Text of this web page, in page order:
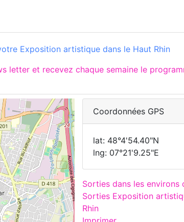
Exposition artistique dans le Haut Rhin
letter et recevez chaque semaine le
Coordonnées GPS
lat: 48°4'54.40"N
lng: 07°21'9.25"E
Sorties dans les environs
Sorties Exposition
Rhin